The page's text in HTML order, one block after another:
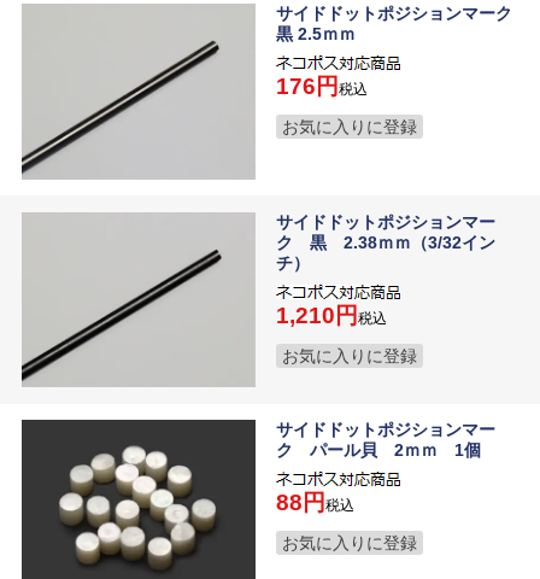
サイドドットポジションマーク
黒 2.5ｍｍ
176 税込
お気に入りに登録
サイドドットポジションマー
ク 黒 2.38ｍｍ（3/32イン
チ）
1,210 税込
お気に入りに登録
サイドドットポジションマー
ク パール貝 2ｍｍ 1個
88 税込
お気に入りに登録